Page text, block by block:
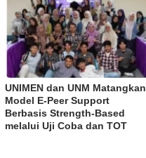
UNIMEN dan UNM Matangkan
Model E-Peer Support
Berbasis Strength-Based
melalui Uji Coba dan TOT